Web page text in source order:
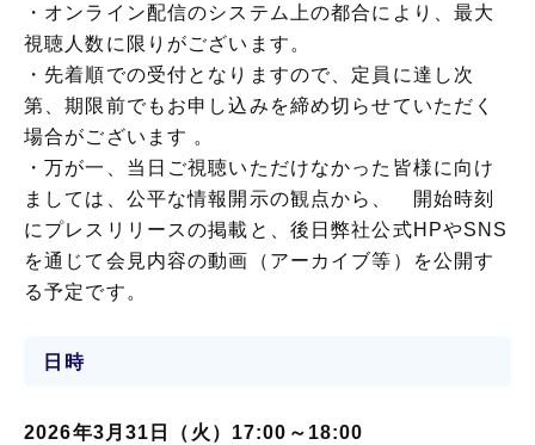
・オンライン配信のシステム上の都合により、最大
視聴人数に限りがございます。
・先着順での受付となりますので、定員に達し次
第、期限前でもお申し込みを締め切らせていただく
場合がございます 。
・万が一、当日ご視聴いただけなかった皆様に向け
ましては、公平な情報開示の観点から、 開始時刻
にプレスリリースの掲載と、後日弊社公式HPやSNS
を通じて会見内容の動画（アーカイブ等）を公開す
る予定です。
日時
2026年3月31日（火）17:00～18:00